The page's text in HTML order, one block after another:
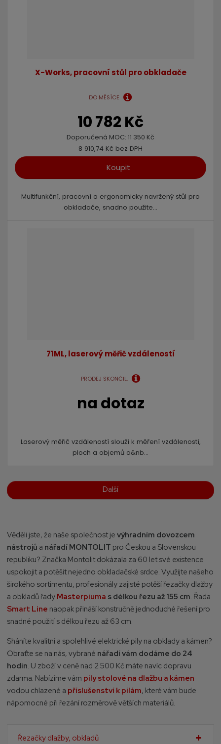
X-Works, pracovní stůl pro obkladače
10 782 Kč
Doporučená MOC: 11 350 Kč
8 910,74 Kč bez DPH
Koupit
DO MĚSÍCE
Multifunkční, pracovní a ergonomicky navržený stůl pro
obkladače, snadno použite...
71ML, laserový měřič vzdáleností
na dotaz
PRODEJ SKONČIL.
Laserový měřič vzdáleností slouží k měření vzdáleností,
ploch a objemů a&nb...
Další
Věděli jste, že naše společnost jevýhradním dovozcem
nástrojů a nářadí MONTOLIT pro Českou a Slovenskou
republiku? Značka Montolit dokázala za 60 let své existence
uspokojit a potěšit nejedno obkladačské srdce. Využijte našeho
širokého sortimentu, profesionály zajisté potěší řezačky dlažby
a obkladů řady Masterpiuma s délkou řezu až 155 cm. Řada
Smart Line naopak přináší konstručně jednoduché řešení pro
snadné použití s délkou řezu až 63 cm.
Sháníte kvalitní a spolehlivé elektrické pily na obklady a kámen?
Obraťte se na nás, vybrané nářadí vám dodáme do 24
hodin. U zboží v ceně nad 2 500 Kč máte navíc dopravu
zdarma. Nabízíme vám pily stolové na dlažbu a kámen
vodou chlazené a příslušenství k pilám, které vám bude
nápomocné při řezání rozměrově větších materiálů.
Řezačky dlažby, obkladů